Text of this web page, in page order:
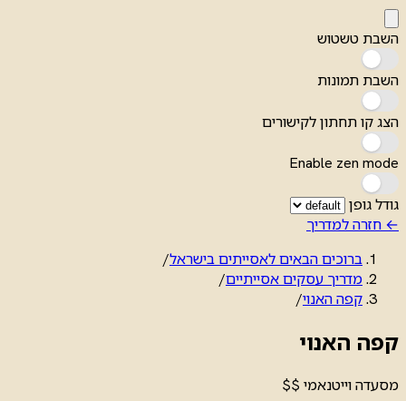
השבת טשטוש
השבת תמונות
הצג קו תחתון לקישורים
Enable zen mode
גודל גופן
← חזרה למדריך
ברוכים הבאים לאסייתים בישראל/
מדריך עסקים אסייתיים/
קפה האנוי/
קפה האנוי
מסעדהוייטנאמי $$